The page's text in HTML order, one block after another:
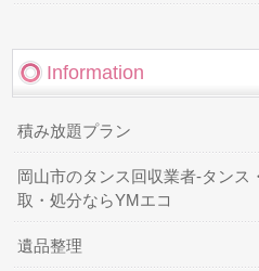
Information
積み放題プラン
岡山市のタンス回収業者-タンス
取・処分ならYMエコ
遺品整理